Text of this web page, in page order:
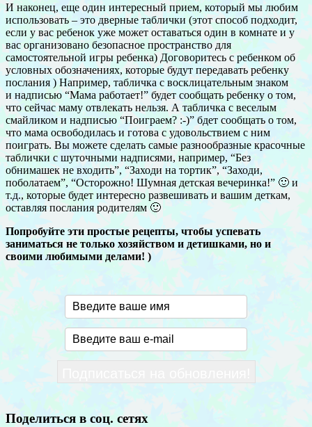
И наконец, еще один интересный прием, который мы любим
использовать – это дверные таблички (этот способ подходит,
если у вас ребенок уже может оставаться один в комнате и у
вас организовано безопасное пространство для
самостоятельной игры ребенка) Договоритесь с ребенком об
условных обозначениях, которые будут передавать ребенку
послания ) Например, табличка с восклицательным знаком
и надписью “Мама работает!” будет сообщать ребенку о том,
что сейчас маму отвлекать нельзя. А табличка с веселым
смайликом и надписью “Поиграем? :-)” бдет сообщать о том,
что мама освободилась и готова с удовольствием с ним
поиграть. Вы можете сделать самые разнообразные красочные
таблички с шуточными надписями, например, “Без
обнимашек не входить”, “Заходи на тортик”, “Заходи,
поболатаем”, “Осторожно! Шумная детская вечеринка!” 🙂 и
т.д., которые будет интересно развешивать и вашим деткам,
оставляя послания родителям 🙂
Попробуйте эти простые рецепты, чтобы успевать
заниматься не только хозяйством и детишками, но и
своими любимыми делами! )
Поделиться в соц. сетях